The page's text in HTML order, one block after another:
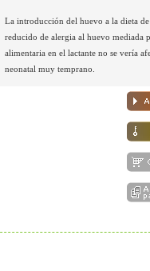
La introducción del huevo a la dieta de
reducido de alergia al huevo mediada
alimentaria en el lactante no se vería
neonatal muy temprano.